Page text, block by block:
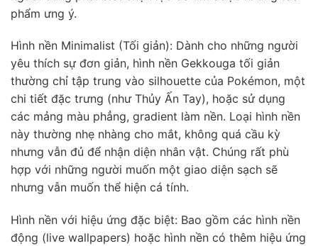
phẩm ưng ý.
Hình nền Minimalist (Tối giản): Dành cho những người
yêu thích sự đơn giản, hình nền Gekkouga tối giản
thường chỉ tập trung vào silhouette của Pokémon, một
chi tiết đặc trưng (như Thủy Ấn Tay), hoặc sử dụng
các mảng màu phẳng, gradient làm nền. Loại hình nền
này thường nhẹ nhàng cho mắt, không quá cầu kỳ
nhưng vẫn đủ để nhận diện nhân vật. Chúng rất phù
hợp với những người muốn một giao diện sạch sẽ
nhưng vẫn muốn thể hiện cá tính.
Hình nền với hiệu ứng đặc biệt: Bao gồm các hình nền
động (live wallpapers) hoặc hình nền có thêm hiệu ứng